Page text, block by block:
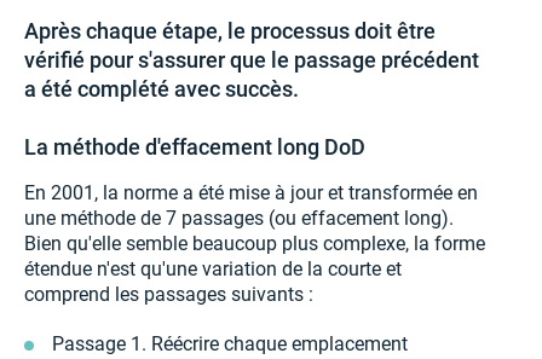
Après chaque étape, le processus doit être
vérifié pour s'assurer que le passage précédent
a été complété avec succès.
La méthode d'effacement long DoD
En 2001, la norme a été mise à jour et transformée en
une méthode de 7 passages (ou effacement long).
Bien qu'elle semble beaucoup plus complexe, la forme
étendue n'est qu'une variation de la courte et
comprend les passages suivants :
Passage 1. Réécrire chaque emplacement